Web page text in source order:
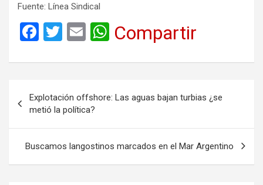
Fuente: Línea Sindical
F
ce
b
o
o
k
T
tt
er
E
ail
W
at
s
A
p
p
Compartir
de
entradas
Explotación offshore: Las aguas bajan turbias ¿se
metió la política?
Buscamos langostinos marcados en el Mar Argentino